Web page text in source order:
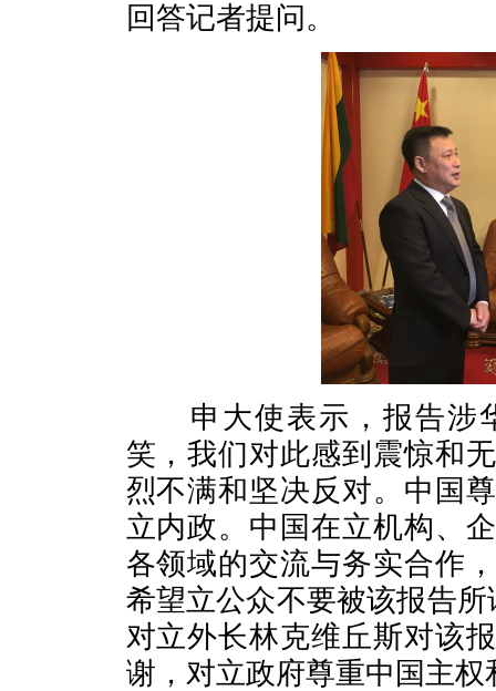
回答记者提问。
申大使表示，报告涉
笑，我们对此感到震惊和
烈不满和坚决反对。中国
立内政。中国在立机构、
各领域的交流与务实合作
希望立公众不要被该报告
对立外长林克维丘斯对该
谢，对立政府尊重中国主